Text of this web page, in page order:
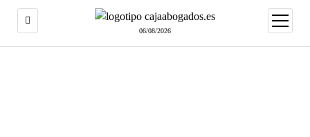
06/08/2026
abrir
menú